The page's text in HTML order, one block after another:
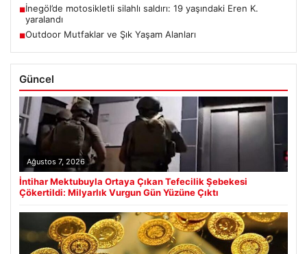
■İnegöl’de motosikletli silahlı saldırı: 19 yaşındaki Eren K.
yaralandı
■Outdoor Mutfaklar ve Şık Yaşam Alanları
Güncel
Ağustos 7, 2026
İntihar Mektubuyla Ortaya Çıkan Tefecilik Şebekesi
Çökertildi: Milyarlık Vurgun Gün Yüzüne Çıktı